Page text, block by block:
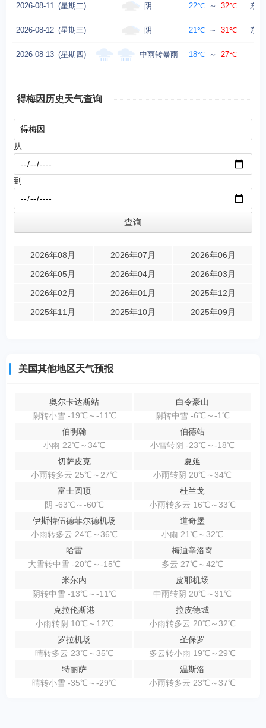
2026-08-11 (星期二) 阴 22℃ ～ 32℃ 东
2026-08-12 (星期三) 阴 21℃ ～ 31℃ 东
2026-08-13 (星期四) 中雨转暴雨 18℃ ～ 27℃
得梅因历史天气查询
从
到
2026年08月 2026年07月
2026年06月
2026年05月
2026年04月
2026年03月
2026年02月
2026年01月
2025年12月
2025年11月
2025年10月 2025年09月
美国其他地区天气预报
奥尔卡达斯站
阴转小雪 -19℃～-11℃
白令豪山
阴转中雪 -6℃～-1℃
伯明翰
小雨 22℃～34℃
伯德站
小雪转阴 -23℃～-18℃
切萨皮克
小雨转多云 25℃～27℃
夏延
小雨转阴 20℃～34℃
富士圆顶
阴 -63℃～-60℃
杜兰戈
小雨转多云 16℃～33℃
伊斯特伍德菲尔德机场
小雨转多云 24℃～36℃
道奇堡
小雨 21℃～32℃
哈雷
大雪转中雪 -20℃～-15℃
梅迪辛洛奇
多云 27℃～42℃
米尔内
阴转中雪 -13℃～-11℃
皮耶机场
中雨转阴 20℃～31℃
克拉伦斯港
小雨转阴 10℃～12℃
拉皮德城
小雨转多云 20℃～32℃
罗拉机场
晴转多云 23℃～35℃
圣保罗
多云转小雨 19℃～29℃
特丽萨
晴转小雪 -35℃～-29℃
温斯洛
小雨转多云 23℃～37℃